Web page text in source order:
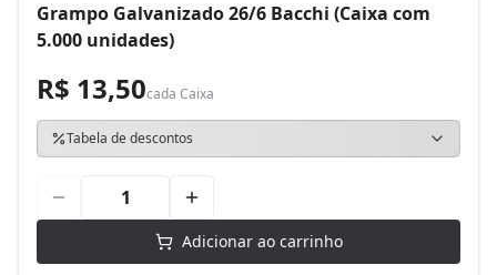
Grampo Galvanizado 26/6 Bacchi (Caixa com
5.000 unidades)
R$ 13,50cada Caixa
Tabela de descontos
Adicionar ao carrinho